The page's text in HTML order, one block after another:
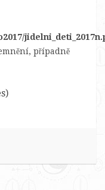
případně